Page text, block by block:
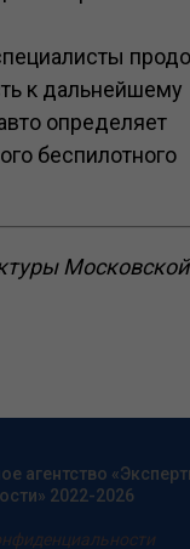
к дальнейшему
определяет
беспилотного
Московской
агентство
2022-2026